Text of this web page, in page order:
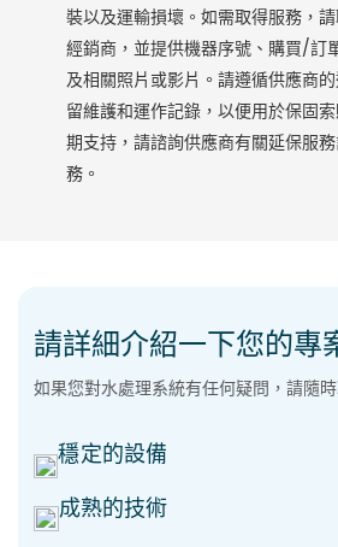
裝以及運輸損壞。如需取得服務，
經銷商，並提供機器序號、購買/訂
及相關照片或影片。請遵循供應商
留維護和運作記錄，以便用於保固
期支持，請諮詢供應商有關延保服
務。
請詳細介紹一下您的專
如果您對水處理系統有任何疑問，請隨時
穩定的設備
成熟的技術